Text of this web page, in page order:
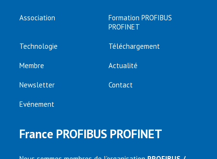
Association
Formation PROFIBUS
PROFINET
Technologie Téléchargement
Membre Actualité
Newsletter Contact
Evénement
France PROFIBUS PROFINET